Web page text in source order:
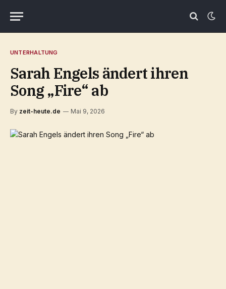
UNTERHALTUNG
Sarah Engels ändert ihren
Song „Fire“ ab
By zeit-heute.de Mai 9, 2026